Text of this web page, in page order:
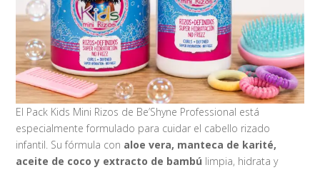
El Pack Kids Mini Rizos de Be’Shyne Professional está
especialmente formulado para cuidar el cabello rizado
infantil. Su fórmula con aloe vera, manteca de karité,
aceite de coco y extracto de bambú limpia, hidrata y